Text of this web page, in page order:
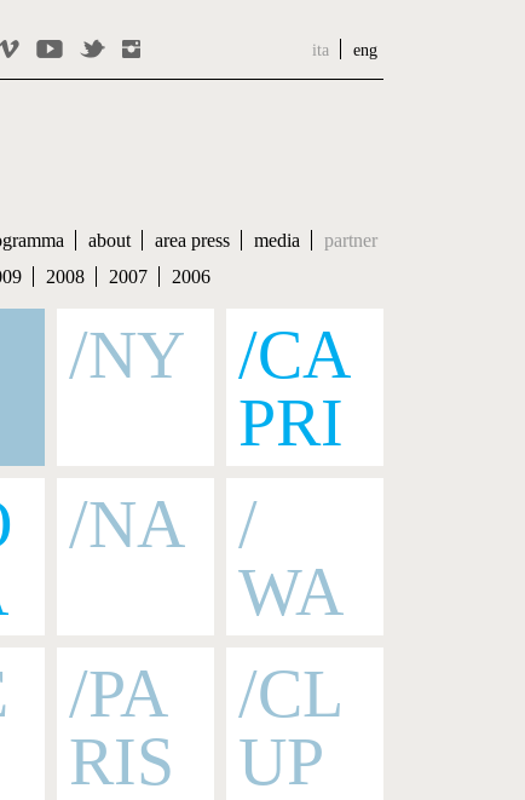
ita eng
about area press media
partner
2008 2007 2006
/NY
/CA
PRI
/NA
/
WA
/PA
RIS
/CL
UP